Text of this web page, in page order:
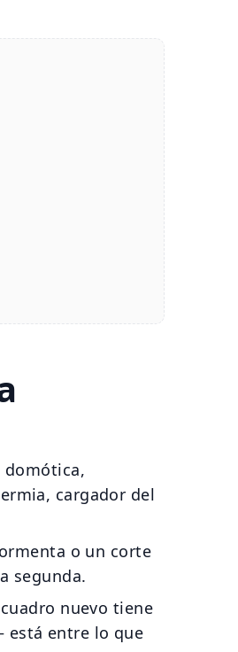
domótica,
cargador del
o un corte
segunda.
nuevo tiene
está entre lo que